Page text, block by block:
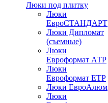
Люки под плитку
Люки
ЕвроСТАНДАРТ
Люки Дипломат
(съемные)
Люки
Евроформат АТР
Люки
Евроформат ЕТР
Люки ЕвроАлюм
Люки